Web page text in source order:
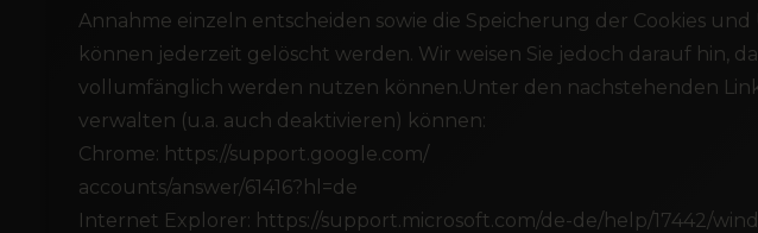
Annahme einzeln entscheiden sowie die Speicherung der Cookies
können jederzeit gelöscht werden. Wir weisen Sie jedoch darauf hin,
vollumfänglich werden nutzen können.Unter den nachstehenden
verwalten (u.a. auch deaktivieren) können:
Chrome: https://support.google.com/
accounts/answer/61416?hl=de
Internet Explorer: https://support.microsoft.com/de-de/help/17442/